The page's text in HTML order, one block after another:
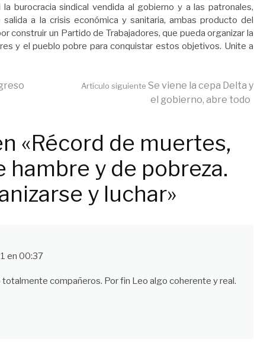
burocracia sindical vendida al gobierno y a las patronales,
a la crisis económica y sanitaria, ambas producto del
construir un Partido de Trabajadores, que pueda organizar la
y el pueblo pobre para conquistar estos objetivos. Unite a
Artículo siguiente Se viene la cepa Delta y
el gobierno, abre todo
«Récord de muertes,
hambre y de pobreza.
y luchar»
en 00:37
totalmente compañeros. Por fin Leo algo coherente y real.